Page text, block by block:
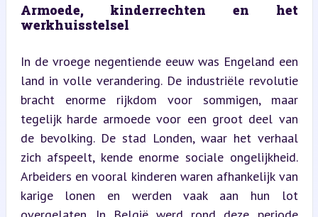
Armoede, kinderrechten en het
werkhuisstelsel
In de vroege negentiende eeuw was Engeland een
land in volle verandering. De industriële revolutie
bracht enorme rijkdom voor sommigen, maar
tegelijk harde armoede voor een groot deel van
de bevolking. De stad Londen, waar het verhaal
zich afspeelt, kende enorme sociale ongelijkheid.
Arbeiders en vooral kinderen waren afhankelijk van
karige lonen en werden vaak aan hun lot